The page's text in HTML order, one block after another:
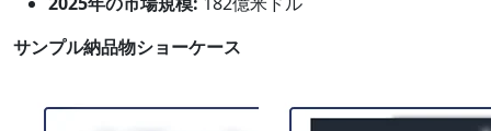
サンプル納品物ショーケース